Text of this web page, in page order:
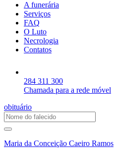
A funerária
Serviços
FAQ
O Luto
Necrologia
Contatos
284 311 300
Chamada para a rede móvel
obituário
Maria da Conceição Caeiro Ramos